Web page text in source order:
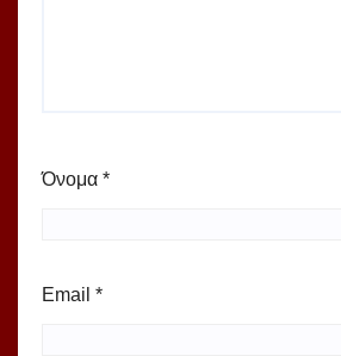
Όνομα *
Email *